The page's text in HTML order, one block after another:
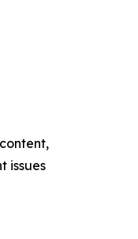
issues